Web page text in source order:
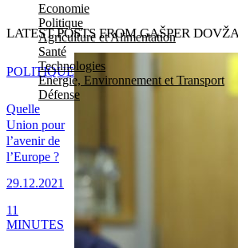
Economie
Politique
Agriculture et Alimentation
Santé
Technologies
Energie, Environnement et Transport
Défense
LATEST POSTS FROM GAŠPER
Quelle
Union pour
l’avenir de
l’Europe ?
29.12.2021
POLITIQUE
11
MINUTES